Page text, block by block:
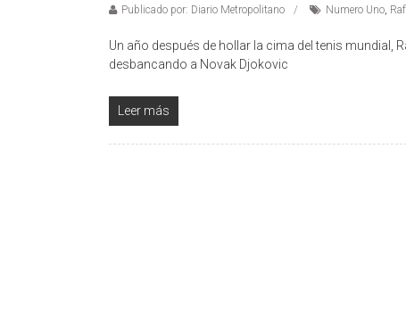
Publicado por: Diario Metropolitano Numero Uno,
Un año después de hollar la cima del tenis mundial,
desbancando a Novak Djokovic
Leer más